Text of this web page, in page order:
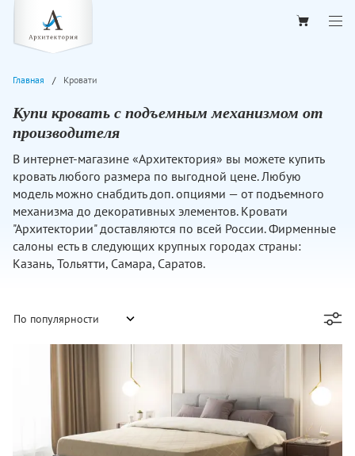
Главная Кровати
Купи кровать с подъемным механизмом от
производителя
В интернет-магазине «Архитектория» вы можете купить
кровать любого размера по выгодной цене. Любую
модель можно снабдить доп. опциями — от подъемного
механизма до декоративных элементов. Кровати
"Архитектории" доставляются по всей России. Фирменные
салоны есть в следующих крупных городах страны:
Казань, Тольятти, Самара, Саратов.